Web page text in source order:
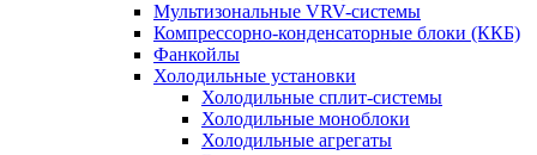
Мультизональные VRV-системы
Компрессорно-конденсаторные блоки (ККБ)
Фанкойлы
Холодильные установки
Холодильные сплит-системы
Холодильные моноблоки
Холодильные агрегаты